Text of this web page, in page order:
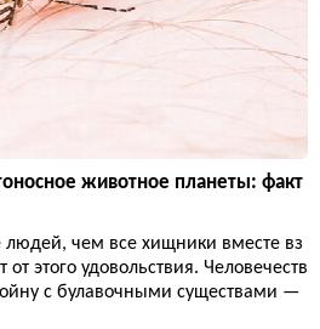
животное планеты: факт
чем все хищники вместе вз
этого удовольствия. Человечеств
с булавочными существами —